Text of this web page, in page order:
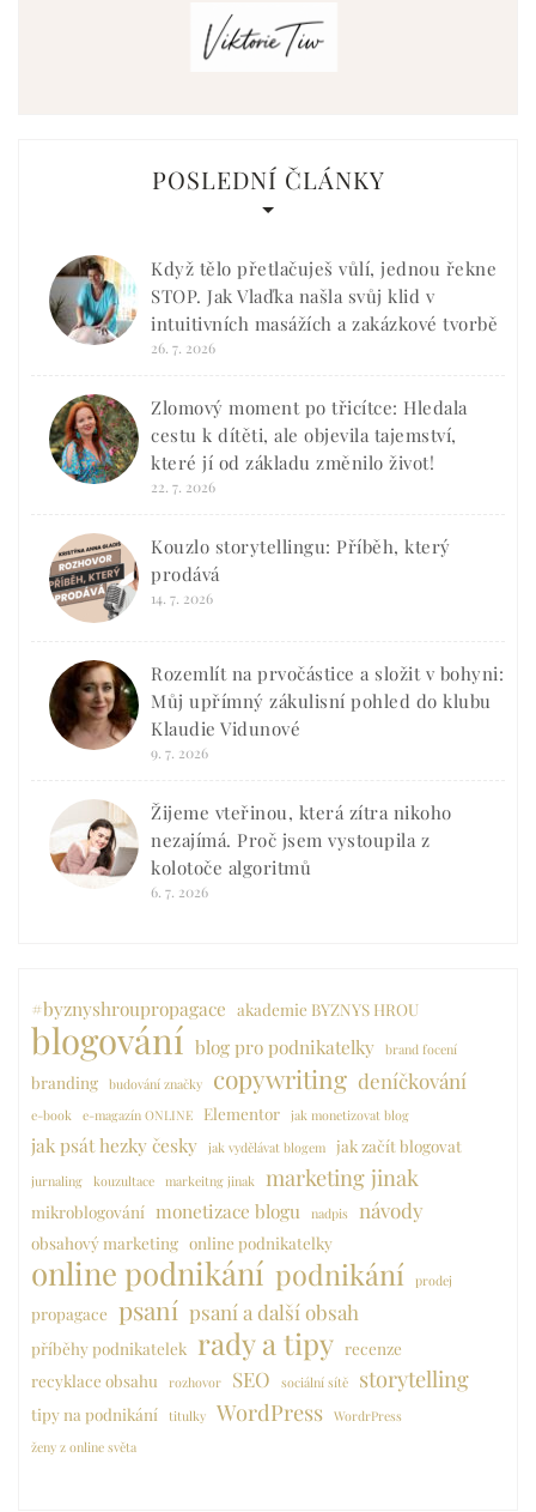
POSLEDNÍ ČLÁNKY
Když tělo přetlačuješ vůlí, jednou řekne
STOP. Jak Vlaďka našla svůj klid v
intuitivních masážích a zakázkové tvorbě
26. 7. 2026
Zlomový moment po třicítce: Hledala
cestu k dítěti, ale objevila tajemství,
které jí od základu změnilo život!
22. 7. 2026
Kouzlo storytellingu: Příběh, který
prodává
14. 7. 2026
Rozemlít na prvočástice a složit v bohyni:
Můj upřímný zákulisní pohled do klubu
Klaudie Vidunové
9. 7. 2026
Žijeme vteřinou, která zítra nikoho
nezajímá. Proč jsem vystoupila z
kolotoče algoritmů
6. 7. 2026
#byznyshroupropagace akademie BYZNYS HROU
blogování blog pro podnikatelky brand focení
branding budování značky copywriting deníčkování
e-book e-magazín ONLINE Elementor jak monetizovat blog
jak psát hezky česky jak vydělávat blogem jak začít blogovat
jurnaling kouzultace markeitng jinak marketing jinak
mikroblogování monetizace blogu nadpis návody
obsahový marketing online podnikatelky
online podnikání podnikání prodej
propagace psaní psaní a další obsah
příběhy podnikatelek rady a tipy recenze
recyklace obsahu
rozhovor SEO sociální sítě storytelling
tipy na podnikání titulky WordPress WordrPress
ženy z online světa